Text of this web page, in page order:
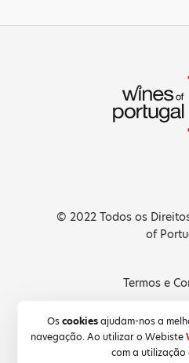
Oscookiesajudam-nos a
navegação. Ao utilizar o Webiste
com a utilização
© 2022 Todos os
of
Termos e
Política de